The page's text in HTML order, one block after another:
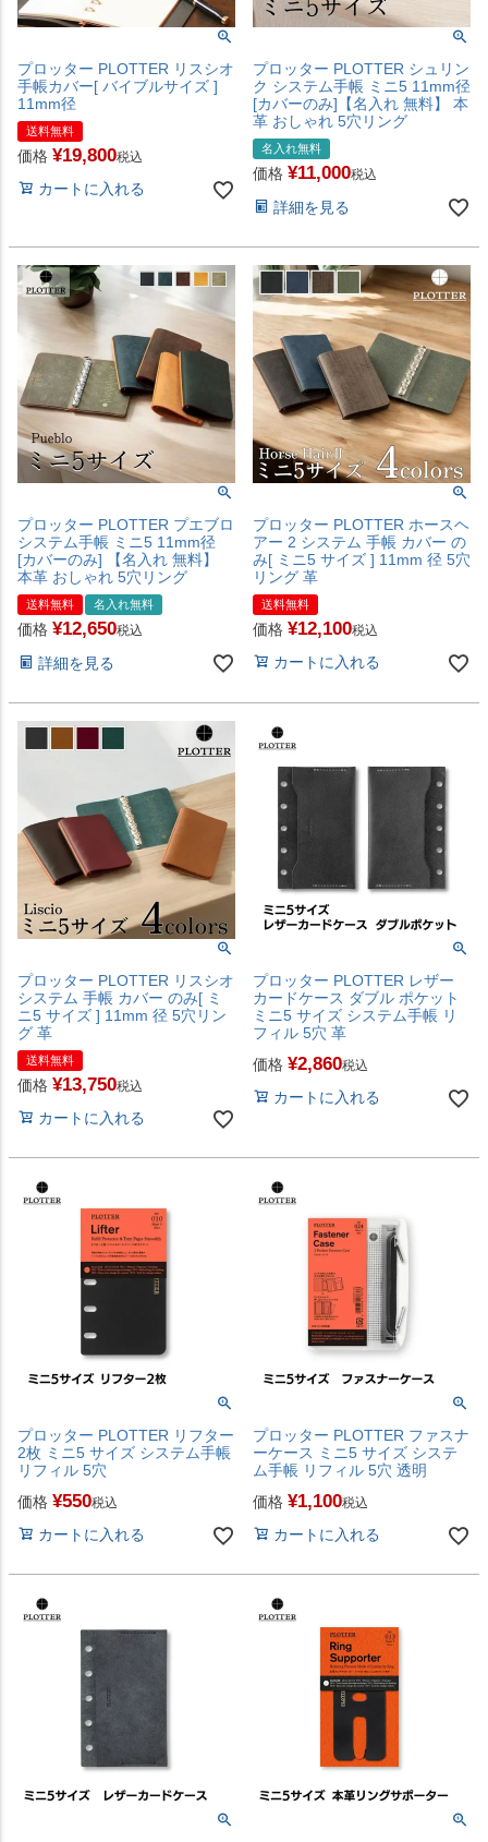
プロッター PLOTTER リスシオ
手帳カバー[ バイブルサイズ ]
11mm径
送料無料
価格 ¥19,800税込
カートに入れる
プロッター PLOTTER シュリン
ク システム手帳 ミニ5 11mm径
[カバーのみ]【名入れ 無料】 本
革 おしゃれ 5穴リング
名入れ無料
価格 ¥11,000税込
詳細を見る
プロッター PLOTTER プエブロ
システム手帳 ミニ5 11mm径
[カバーのみ] 【名入れ 無料】
本革 おしゃれ 5穴リング
送料無料 名入れ無料
価格 ¥12,650税込
詳細を見る
プロッター PLOTTER ホースヘ
アー 2 システム 手帳 カバー の
み[ ミニ5 サイズ ] 11mm 径 5穴
リング 革
送料無料
価格 ¥12,100税込
カートに入れる
プロッター PLOTTER リスシオ
システム 手帳 カバー のみ[ ミ
ニ5 サイズ ] 11mm 径 5穴リン
グ 革
送料無料
価格 ¥13,750税込
カートに入れる
プロッター PLOTTER レザー
カードケース ダブル ポケット
ミニ5 サイズ システム手帳 リ
フィル 5穴 革
価格 ¥2,860税込
カートに入れる
プロッター PLOTTER リフター
2枚 ミニ5 サイズ システム手帳
リフィル 5穴
価格 ¥550税込
カートに入れる
プロッター PLOTTER ファスナ
ーケース ミニ5 サイズ システ
ム手帳 リフィル 5穴 透明
価格 ¥1,100税込
カートに入れる